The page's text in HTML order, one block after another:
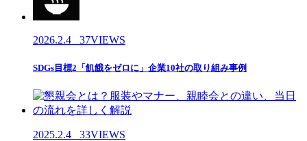
2026.2.4 37VIEWS
SDGs目標2「飢餓をゼロに」企業10社の取り組み事例
2025.2.4 33VIEWS